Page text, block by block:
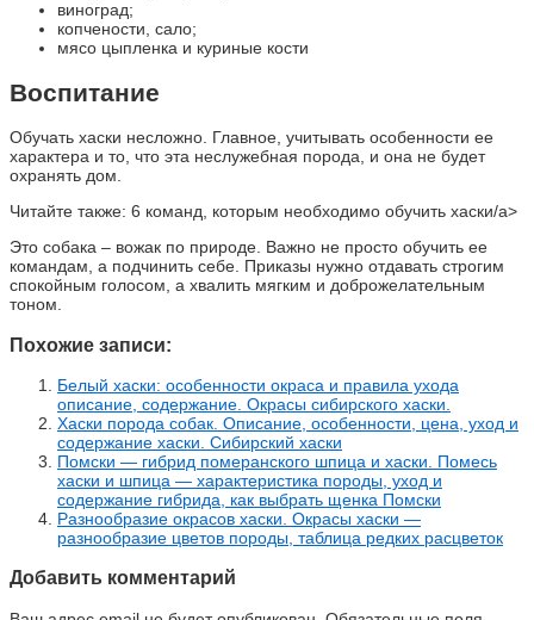
виноград;
копчености, сало;
мясо цыпленка и куриные кости
Воспитание
Обучать хаски несложно. Главное, учитывать особенности ее
характера и то, что эта неслужебная порода, и она не будет
охранять дом.
Читайте также: 6 команд, которым необходимо обучить хаски/a>
Это собака – вожак по природе. Важно не просто обучить ее
командам, а подчинить себе. Приказы нужно отдавать строгим
спокойным голосом, а хвалить мягким и доброжелательным
тоном.
Похожие записи:
Белый хаски: особенности окраса и правила ухода
описание, содержание. Окрасы сибирского хаски.
Хаски порода собак. Описание, особенности, цена, уход и
содержание хаски. Сибирский хаски
Помски — гибрид померанского шпица и хаски. Помесь
хаски и шпица — характеристика породы, уход и
содержание гибрида, как выбрать щенка Помски
Разнообразие окрасов хаски. Окрасы хаски —
разнообразие цветов породы, таблица редких расцветок
Добавить комментарий